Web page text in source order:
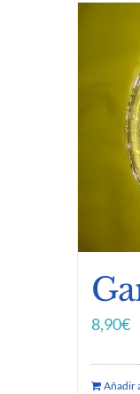
8,90€
Añadir